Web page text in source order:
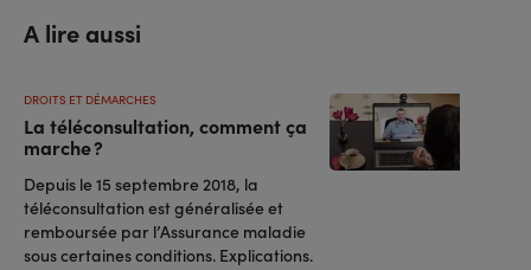
A lire aussi
La téléconsultation, comment ça
marche ?
DROITS ET DÉMARCHES
Depuis le 15 septembre 2018, la
téléconsultation est généralisée et
remboursée par l’Assurance maladie
sous certaines conditions. Explications.